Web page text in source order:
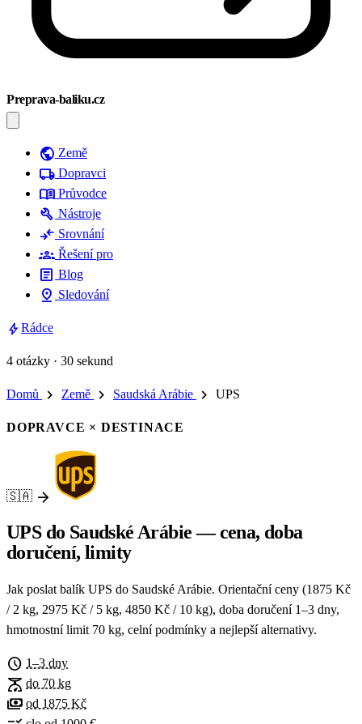
Preprava-baliku.cz
public Země
local_shipping Dopravci
menu_book Průvodce
build Nástroje
compare_arrows Srovnání
groups Řešení pro
article Blog
pin_drop Sledování
boltRádce
4 otázky · 30 sekund
Domů chevron_right Země chevron_right Saudská Arábie chevron_right UPS
DOPRAVCE × DESTINACE
🇸🇦 arrow_forward
UPS do Saudské Arábie — cena, doba
doručení, limity
Jak poslat balík UPS do Saudské Arábie. Orientační ceny (1875 Kč
/ 2 kg, 2975 Kč / 5 kg, 4850 Kč / 10 kg), doba doručení 1–3 dny,
hmotnostní limit 70 kg, celní podmínky a nejlepší alternativy.
schedule 1–3 dny
scale do 70 kg
payments od 1875 Kč